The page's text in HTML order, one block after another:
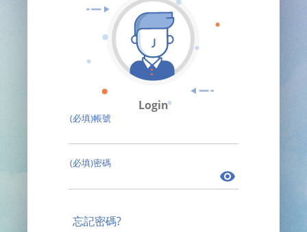
Login
(必填)帳號
(必填)密碼
忘記密碼?